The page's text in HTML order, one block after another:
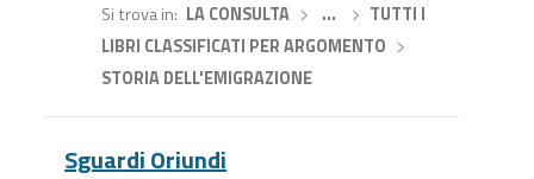
Si trova in LA CONSULTA› …
TUTTI I
LIBRI CLASSIFICATI PER ARGOMENTO
STORIA DELL'EMIGRAZIONE
Sguardi Oriundi